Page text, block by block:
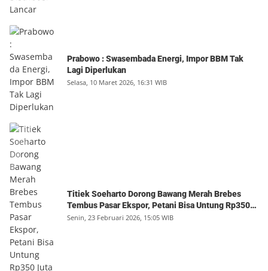
Prabowo : Swasembada Energi, Impor BBM Tak
Lagi Diperlukan
Selasa, 10 Maret 2026, 16:31 WIB
Titiek Soeharto Dorong Bawang Merah Brebes
Tembus Pasar Ekspor, Petani Bisa Untung Rp350
Juta per Hektare
Senin, 23 Februari 2026, 15:05 WIB